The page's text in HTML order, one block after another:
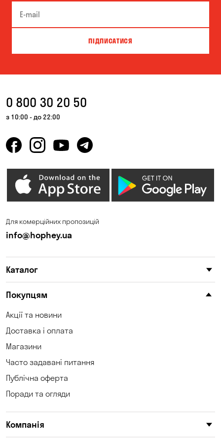
ПІДПИСАТИСЯ
0 800 30 20 50
з 10:00 - до 22:00
Для комерційних пропозицій
info@hophey.ua
Каталог
Покупцям
Акції та новини
Доставка і оплата
Магазини
Часто задавані питання
Публічна оферта
Поради та огляди
Компанія